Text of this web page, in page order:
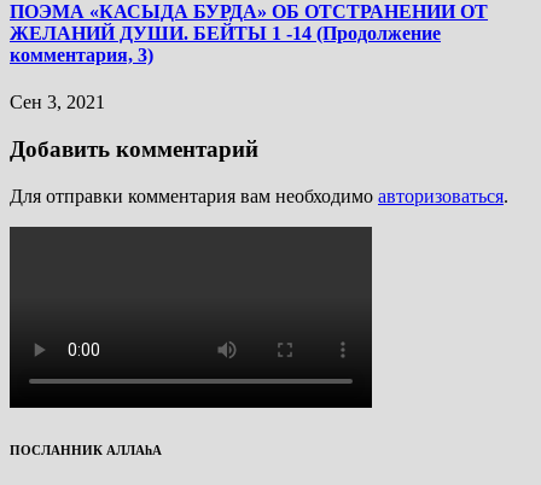
ПОЭМА «КАСЫДА БУРДА» ОБ ОТСТРАНЕНИИ ОТ
ЖЕЛАНИЙ ДУШИ. БЕЙТЫ 1 -14 (Продолжение
комментария, 3)
Сен 3, 2021
Добавить комментарий
Для отправки комментария вам необходимо авторизоваться.
ПОСЛАННИК АЛЛАhА